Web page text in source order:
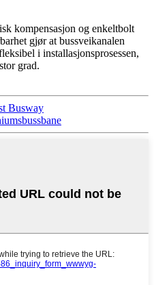
kompensasjon og enkeltbolt
gjør at bussveikanalen
i installasjonsprosessen,
grad.
Busway